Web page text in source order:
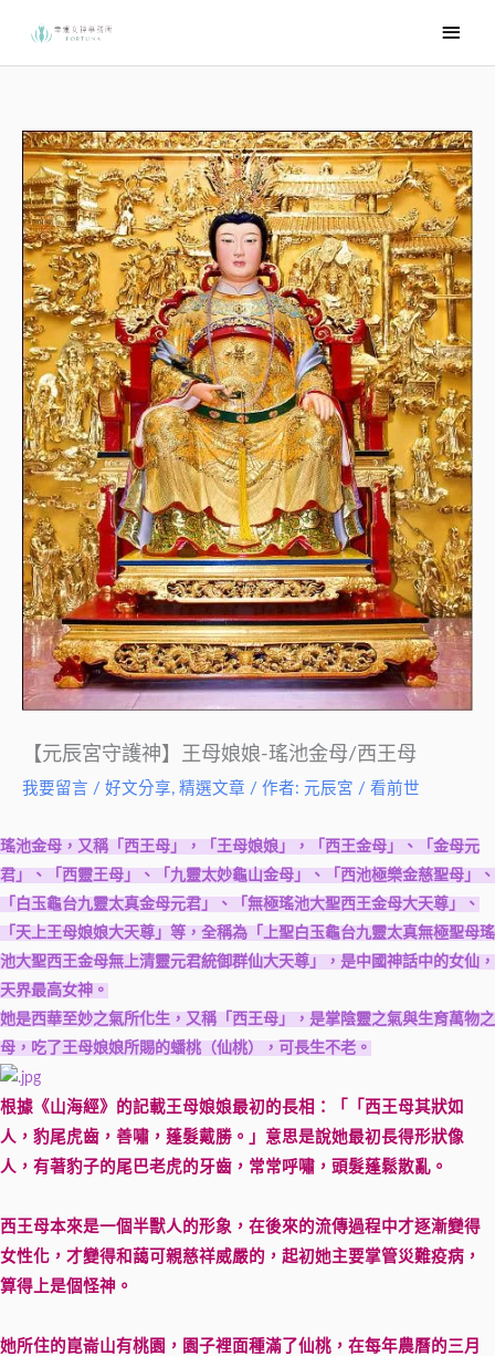
要
單
【元辰宮守護神】王母娘娘-瑤池金母/西王母
我要留言 / 好文分享, 精選文章 / 作者: 元辰宮 / 看前世
瑤池金母，又稱「西王母」，「王母娘娘」，「西王金母」、「金母元
君」、「西靈王母」、「九靈太妙龜山金母」、「西池極樂金慈聖母」、
「白玉龜台九靈太真金母元君」、「無極瑤池大聖西王金母大天尊」、
「天上王母娘娘大天尊」等，全稱為「上聖白玉龜台九靈太真無極聖母瑤
池大聖西王金母無上清靈元君統御群仙大天尊」，是中國神話中的女仙，
天界最高女神。
她是西華至妙之氣所化生，又稱「西王母」，是掌陰靈之氣與生育萬物之
母，吃了王母娘娘所賜的蟠桃（仙桃），可長生不老。
根據《山海經》的記載王母娘娘最初的長相：「「西王母其狀如
人，豹尾虎齒，善嘯，蓬髮戴勝。」意思是說她最初長得形狀像
人，有著豹子的尾巴老虎的牙齒，常常呼嘯，頭髮蓬鬆散亂。
西王母本來是一個半獸人的形象，在後來的流傳過程中才逐漸變得
女性化，才變得和藹可親慈祥威嚴的，起初她主要掌管災難疫病，
算得上是個怪神。
她所住的崑崙山有桃園，園子裡面種滿了仙桃，在每年農曆的三月